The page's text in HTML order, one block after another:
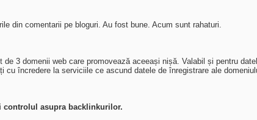
din comentarii pe bloguri. Au fost bune. Acum sunt rahaturi.
de 3 domenii web care promovează aceeași nișă. Valabil și pentru
cu încredere la serviciile ce ascund datele de înregistrare ale
controlul asupra backlinkurilor.